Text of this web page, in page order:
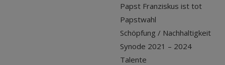
Papst Franziskus ist tot
Papstwahl
Schöpfung / Nachhaltigkeit
Synode 2021 – 2024
Talente